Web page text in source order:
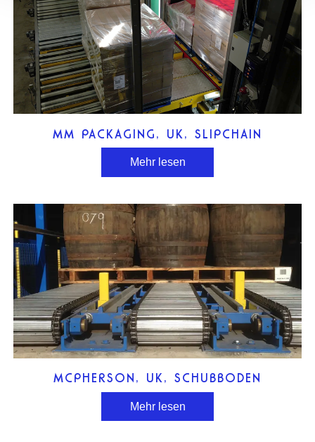
MM PACKAGING, UK, SLIPCHAIN
Mehr lesen
MCPHERSON, UK, SCHUBBODEN
Mehr lesen